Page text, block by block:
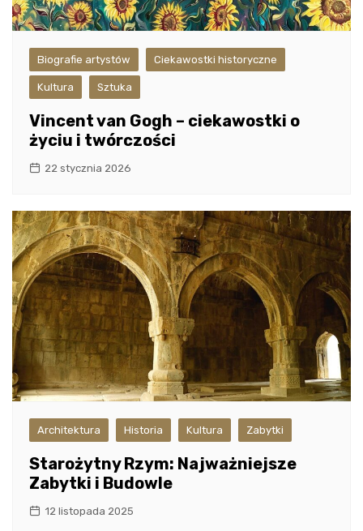
Biografie artystów Ciekawostki historyczne
Kultura Sztuka
Vincent van Gogh – ciekawostki o
życiu i twórczości
22 stycznia 2026
Architektura Historia Kultura Zabytki
Starożytny Rzym: Najważniejsze
Zabytki i Budowle
12 listopada 2025